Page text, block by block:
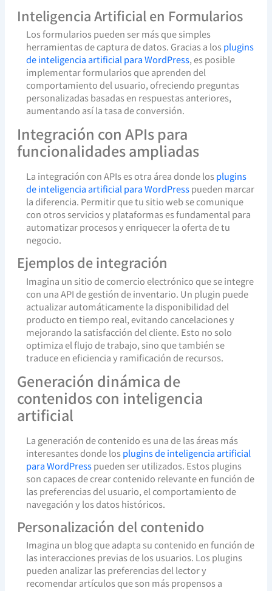
Inteligencia Artificial en Formularios
Los formularios pueden ser más que simples
herramientas de captura de datos. Gracias a losplugins
de inteligencia artificial para WordPress, es posible
implementar formularios que aprenden del
comportamiento del usuario, ofreciendo preguntas
personalizadas basadas en respuestas anteriores,
aumentando así la tasa de conversión.
Integración con APIs para
funcionalidades ampliadas
La integración con APIs es otra área donde losplugins
de inteligencia artificial para WordPresspueden marcar
la diferencia. Permitir que tu sitio web se comunique
con otros servicios y plataformas es fundamental para
automatizar procesos y enriquecer la oferta de tu
negocio.
Ejemplos de integración
Imagina un sitio de comercio electrónico que se integre
con una API de gestión de inventario. Un plugin puede
actualizar automáticamente la disponibilidad del
producto en tiempo real, evitando cancelaciones y
mejorando la satisfacción del cliente. Esto no solo
optimiza el flujo de trabajo, sino que también se
traduce en eficiencia y ramificación de recursos.
Generación dinámica de
contenidos con inteligencia
artificial
La generación de contenido es una de las áreas más
interesantes donde losplugins de inteligencia artificial
para WordPresspueden ser utilizados. Estos plugins
son capaces de crear contenido relevante en función de
las preferencias del usuario, el comportamiento de
navegación y los datos históricos.
Personalización del contenido
Imagina un blog que adapta su contenido en función de
las interacciones previas de los usuarios. Los plugins
pueden analizar las preferencias del lector y
recomendar artículos que son más propensos a